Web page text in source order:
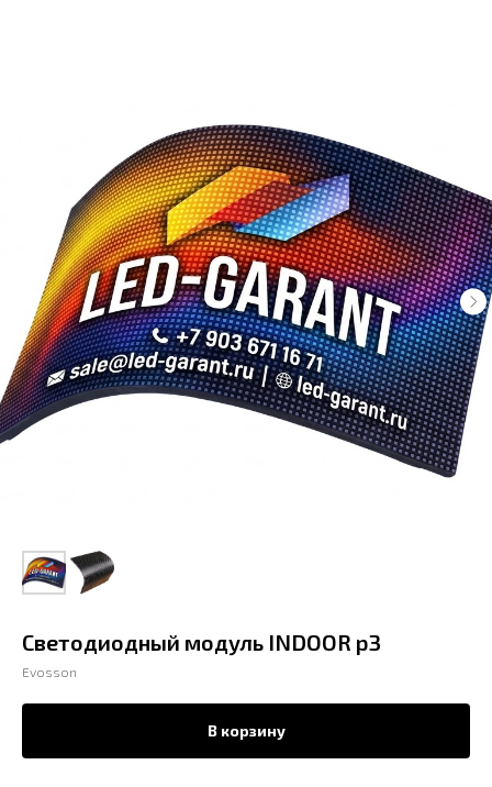
Светодиодный модуль INDOOR р3
Evosson
В корзину